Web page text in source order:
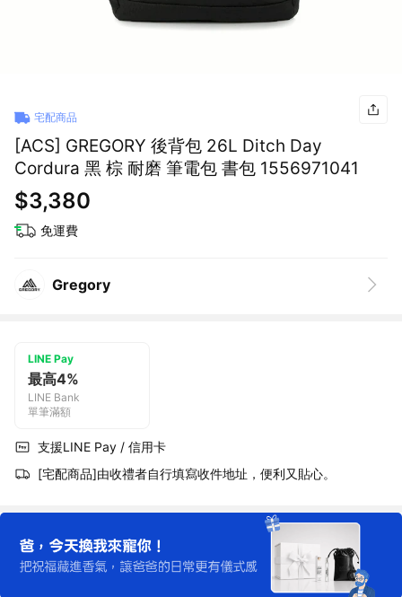
宅配商品
[ACS] GREGORY 後背包 26L Ditch Day
Cordura 黑 棕 耐磨 筆電包 書包 1556971041
$3,380
免運費
Gregory
LINE Pay
最高4%
LINE Bank
單筆滿額
支援LINE Pay / 信用卡
[宅配商品]由收禮者自行填寫收件地址，便利又貼心。